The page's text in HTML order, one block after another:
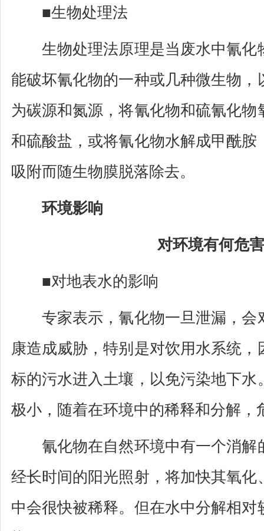
■生物处理法
生物处理法原理是当废水中氰化
能破坏氰化物的一种或几种微生物，
为碳源和氮源，将氰化物和硫氰化物
和硫酸盐，或将氰化物水解成甲酰胺
吸附而随生物膜脱落除去。
环境影响
对环境有何危
■对地表水的影响
专家表示，氰化物一旦泄漏，会
康造成威胁，特别是对饮用水系统，
标的污水进入土壤，以免污染地下水
极小，随着在环境中的稀释和分解，
氰化物在自然环境中有一个消解
经长时间的阳光照射，将加快其氧化
中会很快被稀释。但在水中分解相对